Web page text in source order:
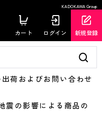
KADOKAWA Group
カート ログイン 新規登録
荷およびお問い合わせ
の影響による商品の